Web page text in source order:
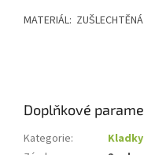
MATERIÁL:
Doplňkové
Kategorie:
Kladky